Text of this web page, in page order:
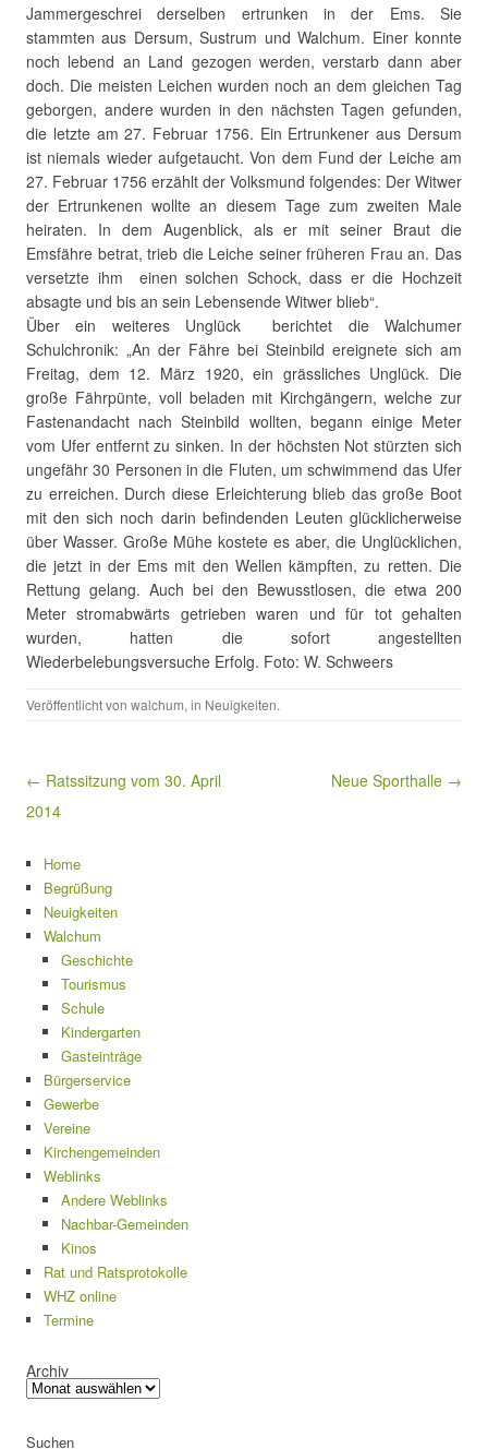
Jammergeschrei derselben ertrunken in der Ems. Sie
stammten aus Dersum, Sustrum und Walchum. Einer konnte
noch lebend an Land gezogen werden, verstarb dann aber
doch. Die meisten Leichen wurden noch an dem gleichen Tag
geborgen, andere wurden in den nächsten Tagen gefunden,
die letzte am 27. Februar 1756. Ein Ertrunkener aus Dersum
ist niemals wieder aufgetaucht. Von dem Fund der Leiche am
27. Februar 1756 erzählt der Volksmund folgendes: Der Witwer
der Ertrunkenen wollte an diesem Tage zum zweiten Male
heiraten. In dem Augenblick, als er mit seiner Braut die
Emsfähre betrat, trieb die Leiche seiner früheren Frau an. Das
versetzte ihm einen solchen Schock, dass er die Hochzeit
absagte und bis an sein Lebensende Witwer blieb“.
Über ein weiteres Unglück berichtet die Walchumer
Schulchronik: „An der Fähre bei Steinbild ereignete sich am
Freitag, dem 12. März 1920, ein grässliches Unglück. Die
große Fährpünte, voll beladen mit Kirchgängern, welche zur
Fastenandacht nach Steinbild wollten, begann einige Meter
vom Ufer entfernt zu sinken. In der höchsten Not stürzten sich
ungefähr 30 Personen in die Fluten, um schwimmend das Ufer
zu erreichen. Durch diese Erleichterung blieb das große Boot
mit den sich noch darin befindenden Leuten glücklicherweise
über Wasser. Große Mühe kostete es aber, die Unglücklichen,
die jetzt in der Ems mit den Wellen kämpften, zu retten. Die
Rettung gelang. Auch bei den Bewusstlosen, die etwa 200
Meter stromabwärts getrieben waren und für tot gehalten
wurden, hatten die sofort angestellten
Wiederbelebungsversuche Erfolg. Foto: W. Schweers
Veröffentlicht von walchum, in Neuigkeiten.
Beitragsnavigation
← Ratssitzung vom 30. April
2014
Neue Sporthalle →
Home
Begrüßung
Neuigkeiten
Walchum
Geschichte
Tourismus
Schule
Kindergarten
Gasteinträge
Bürgerservice
Gewerbe
Vereine
Kirchengemeinden
Weblinks
Andere Weblinks
Nachbar-Gemeinden
Kinos
Rat und Ratsprotokolle
WHZ online
Termine
Archiv
Suchen